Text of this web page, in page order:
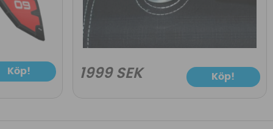
Köp! 1999 SEK Köp!